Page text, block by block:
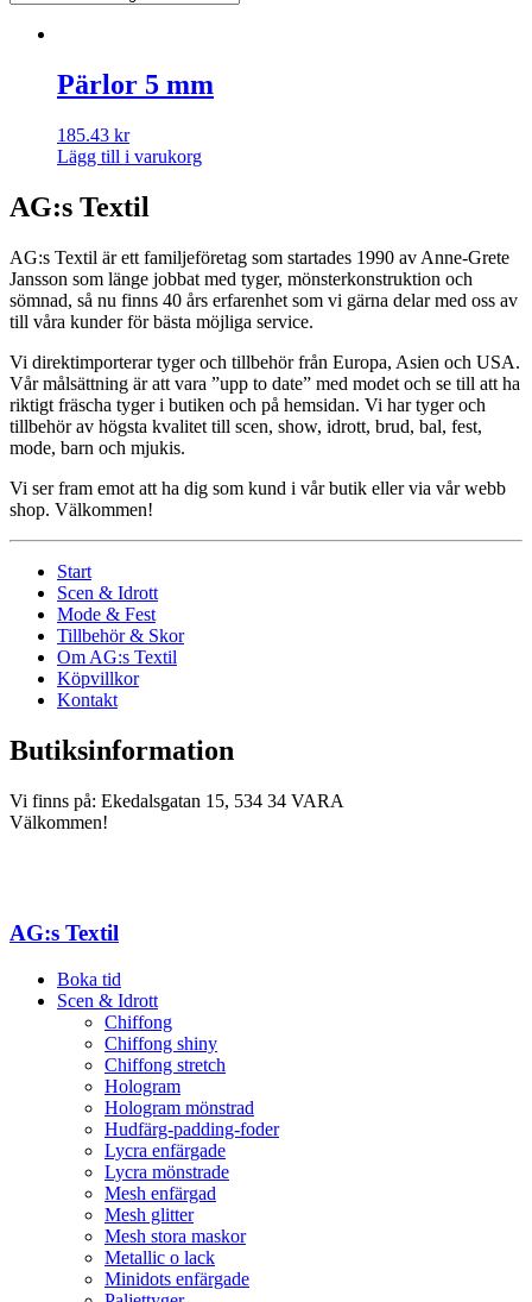
Pärlor 5 mm
185.43 kr
Lägg till i varukorg
AG:s Textil
AG:s Textil är ett familjeföretag som startades 1990 av Anne-Grete
Jansson som länge jobbat med tyger, mönsterkonstruktion och
sömnad, så nu finns 40 års erfarenhet som vi gärna delar med oss av
till våra kunder för bästa möjliga service.
Vi direktimporterar tyger och tillbehör från Europa, Asien och USA.
Vår målsättning är att vara ”upp to date” med modet och se till att ha
riktigt fräscha tyger i butiken och på hemsidan. Vi har tyger och
tillbehör av högsta kvalitet till scen, show, idrott, brud, bal, fest,
mode, barn och mjukis.
Vi ser fram emot att ha dig som kund i vår butik eller via vår webb
shop. Välkommen!
Start
Scen & Idrott
Mode & Fest
Tillbehör & Skor
Om AG:s Textil
Köpvillkor
Kontakt
Butiksinformation
Vi finns på: Ekedalsgatan 15, 534 34 VARA
Välkommen!
AG:s Textil
Boka tid
Scen & Idrott
Chiffong
Chiffong shiny
Chiffong stretch
Hologram
Hologram mönstrad
Hudfärg-padding-foder
Lycra enfärgade
Lycra mönstrade
Mesh enfärgad
Mesh glitter
Mesh stora maskor
Metallic o lack
Minidots enfärgade